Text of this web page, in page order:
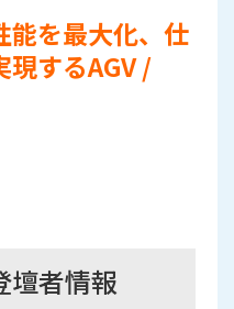
能を最大化、仕
するAGV /
壇者情報